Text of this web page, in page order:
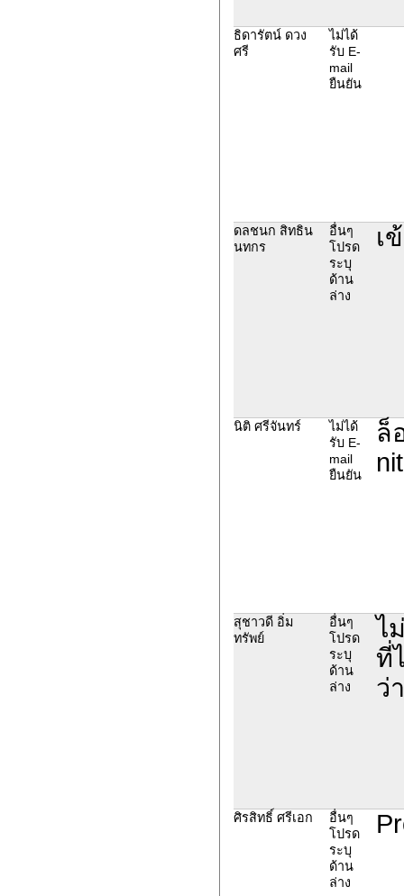
ธิดารัตน์ ดวง
ศรี
ไม่ได้
รับ E-
mail
ยืนยัน
ดลชนก สิทธิน
นทกร
อื่นๆ
โปรด
ระบุ
ด้าน
ล่าง
เ
นิติ ศรีจันทร์
ไม่ได้
รับ E-
mail
ยืนยัน
ล็
สุชาวดี อิ่ม
ทรัพย์
อื่นๆ
โปรด
ระบุ
ด้าน
ล่าง
ไ
ที่
ว่
ศิรสิทธิ์ ศรีเอก
อื่นๆ
โปรด
ระบุ
ด้าน
ล่าง